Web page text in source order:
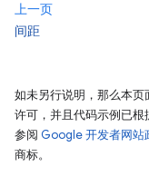
上一页
间距
如未另行说明，那么本页
许可，并且代码示例已根
参阅 Google 开发者网站
商标。